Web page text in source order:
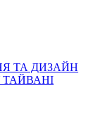
ТА ДИЗАЙН